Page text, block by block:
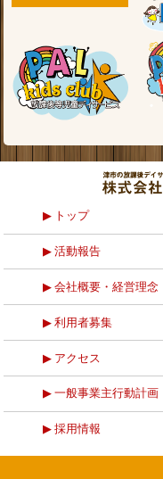
トップ
活動報告
会社概要・経営理念
利用者募集
アクセス
一般事業主行動計画
採用情報